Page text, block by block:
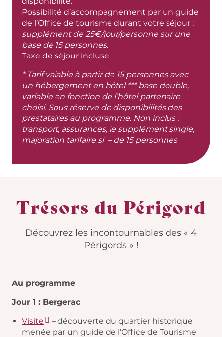
Possibilité d’accompagnement par un guide
de l’Office de tourisme durant votre séjour :
supplément de 25€/jour/personne sur une
base de 15 personnes.
Taxe de séjour incluse
* Tarif valable à partir de 15 personnes avec
un hébergement en hôtel *** base double,
variable en fonction de l’hôtel partenaire
choisi. Sous réserve de disponibilités des
prestataires au programme. Non inclus :
transport, assurances, le supplément single,
majoration tarifaire si – de 15 personnes
Trésors du Périgord
Découvrez les incontournables des « 4
Périgords » !
Au programme
Jour 1 : Bergerac
Visite
– découverte du quartier historique
menée par un guide de l’Office de Tourisme